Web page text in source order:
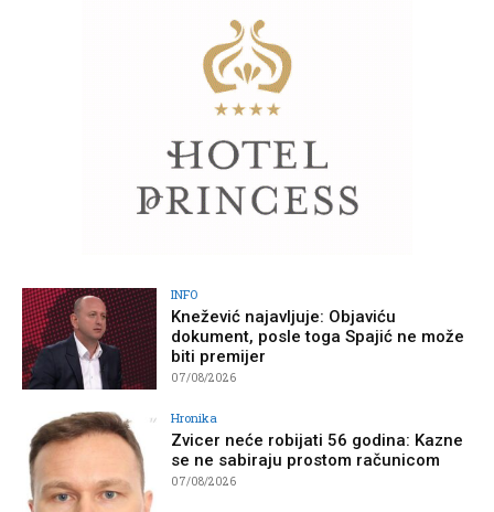
INFO
Knežević najavljuje: Objaviću
dokument, posle toga Spajić ne može
biti premijer
07/08/2026
Hronika
Zvicer neće robijati 56 godina: Kazne
se ne sabiraju prostom računicom
07/08/2026